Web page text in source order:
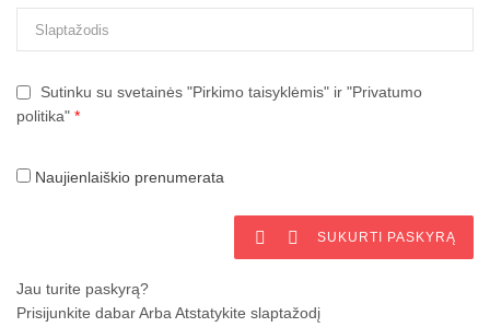
Sutinku su svetainės "Pirkimo taisyklėmis" ir "Privatumo
politika" *
Naujienlaiškio prenumerata
  SUKURTI PASKYRĄ
Jau turite paskyrą?
Prisijunkite dabarArbaAtstatykite slaptažodį